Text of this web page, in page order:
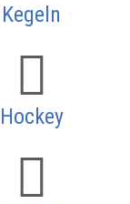
Kegeln
Hockey